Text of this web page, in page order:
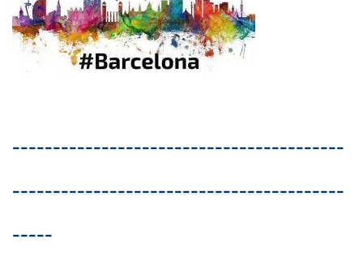
-----------------------------------------
-----------------------------------------
-----